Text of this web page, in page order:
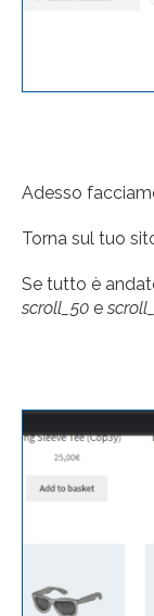
Adesso
Torna sul tuo
Se tutto è
scroll_50 e